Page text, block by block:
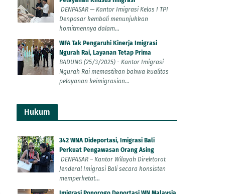
DENPASAR — Kantor Imigrasi Kelas I TPI
Denpasar kembali menunjukkan
komitmennya dalam...
WFA Tak Pengaruhi Kinerja Imigrasi
Ngurah Rai, Layanan Tetap Prima
BADUNG (25/3/2025) - Kantor Imigrasi
Ngurah Rai memastikan bahwa kualitas
pelayanan keimigrasian...
Hukum
342 WNA Dideportasi, Imigrasi Bali
Perkuat Pengawasan Orang Asing
DENPASAR – Kantor Wilayah Direktorat
Jenderal Imigrasi Bali secara konsisten
memperketat...